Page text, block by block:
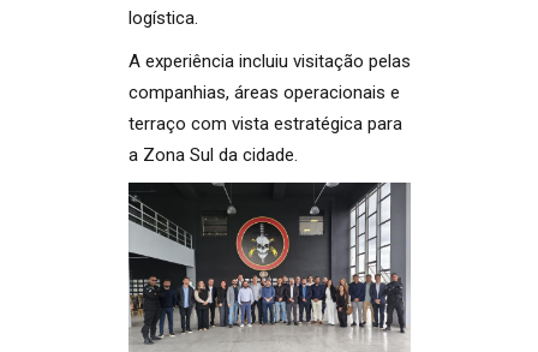
logística.
A experiência incluiu visitação pelas
companhias, áreas operacionais e
terraço com vista estratégica para
a Zona Sul da cidade.